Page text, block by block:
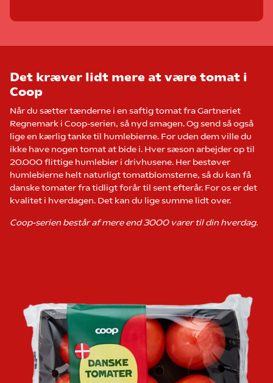
Det kræver lidt mere at være tomat i
Coop
Når du sætter tænderne i en saftig tomat fra Gartneriet
Regnemark i Coop-serien, så nyd smagen. Og send så også
lige en kærlig tanke til humlebierne. For uden dem ville du
ikke have nogen tomat at bide i. Hver sæson arbejder op til
20.000 flittige humlebier i drivhusene. Her bestøver
humlebierne helt naturligt tomatblomsterne, så du kan få
danske tomater fra tidligt forår til sent efterår. For os er det
kvalitet i hverdagen. Det kan du lige summe lidt over.
Coop-serien består af mere end 3000 varer til din hverdag.